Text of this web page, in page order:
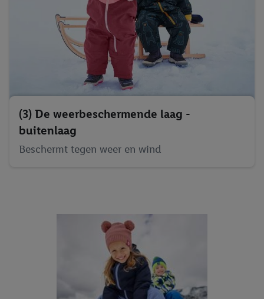
(3) De weerbeschermende laag -
buitenlaag
Beschermt tegen weer en wind